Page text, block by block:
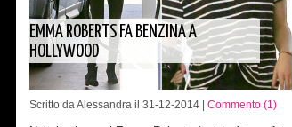
EMMA ROBERTS FA BENZINA A
HOLLYWOOD
Scritto da Alessandra il 31-12-2014 | Commento (1)